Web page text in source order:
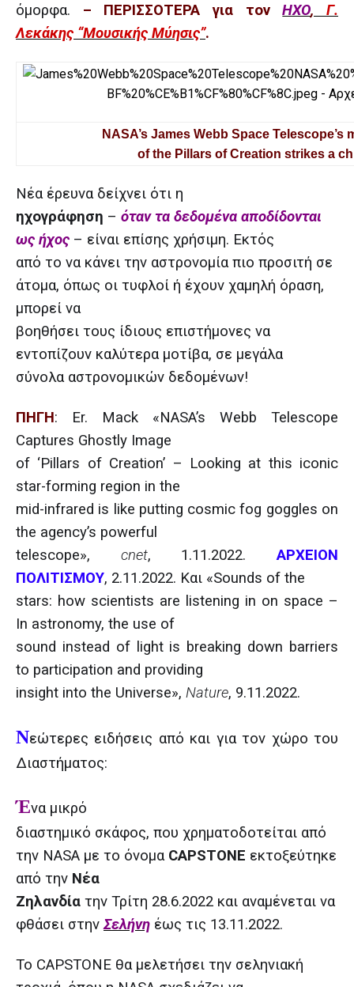
όμορφα. – ΠΕΡΙΣΣΟΤΕΡΑ για τονΗΧΟ,Γ.
Λεκάκης “Μουσικής Μύησις”.
NASA’s James Webb Space Telescope’s
of the Pillars of Creation strikes a
Νέα έρευνα δείχνει ότι η
ηχογράφηση – όταν τα δεδομένα αποδίδονται
ως ήχος – είναι επίσης χρήσιμη. Εκτός
από το να κάνει την αστρονομία πιο προσιτή σε
άτομα, όπως οι τυφλοί ή έχουν χαμηλή όραση,
μπορεί να
βοηθήσει τους ίδιους επιστήμονες να
εντοπίζουν καλύτερα μοτίβα, σε μεγάλα
σύνολα αστρονομικών δεδομένων!
ΠΗΓΗ: Er. Mack «NASA’s Webb Telescope
Captures Ghostly Image
of ‘Pillars of Creation’ – Looking at this iconic
star-forming region in the
mid-infrared is like putting cosmic fog goggles on
the agency’s powerful
telescope», cnet, 1.11.2022.ΑΡΧΕΙΟΝ
ΠΟΛΙΤΙΣΜΟΥ, 2.11.2022. Και «Sounds of the
stars: how scientists are listening in on space –
In astronomy, the use of
sound instead of light is breaking down barriers
to participation and providing
insight into the Universe», Nature, 9.11.2022.
Νεώτερες ειδήσεις από και για τον χώρο του
Διαστήματος:
Ένα μικρό
διαστημικό σκάφος, που χρηματοδοτείται από
την NASA με το όνομα CAPSTONE εκτοξεύτηκε
από την Νέα
Ζηλανδία την Τρίτη 28.6.2022 και αναμένεται να
φθάσει στηνΣελήνη έως τις 13.11.2022.
Το CAPSTONE θα μελετήσει την σεληνιακή